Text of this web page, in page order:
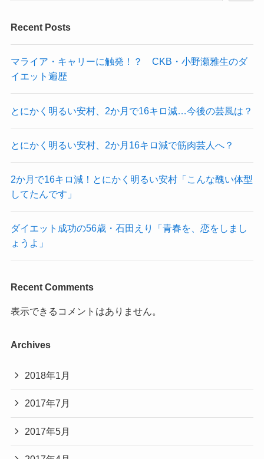
Recent Posts
マライア・キャリーに触発！？ CKB・小野瀬雅生のダ
イエット遍歴
とにかく明るい安村、2か月で16キロ減…今後の芸風は？
とにかく明るい安村、2か月16キロ減で筋肉芸人へ？
2か月で16キロ減！とにかく明るい安村「こんな醜い体型
してたんです」
ダイエット成功の56歳・石田えり「青春を、恋をしまし
ょうよ」
Recent Comments
表示できるコメントはありません。
Archives
2018年1月
2017年7月
2017年5月